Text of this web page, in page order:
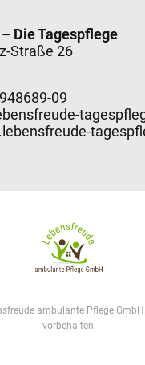
Die Tagespflege
Straße 26
09
ambulante Pflege
vorbehalten.